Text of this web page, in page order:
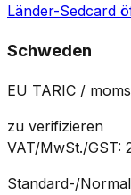
Länder-Sedcard
Schweden
EU TARIC / moms
zu verifizieren
VAT/MwSt./GST:
Standard-/